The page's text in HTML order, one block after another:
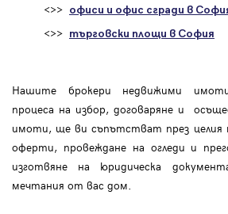
<>> офиси и офис сгради в
<>> търговски площи в София
Нашите брокери недвижими
процеса на избор, договаряне и
имоти, ще ви съпътстват през целия
оферти, провеждане на огледи и
изготвяне на юридическа
мечтания от вас дом.